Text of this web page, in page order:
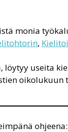
monia
,
löytyy useita